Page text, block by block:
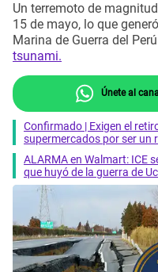
Un terremoto de
15 de mayo, lo que
Marina de Guerra del
tsunami.
Únete al
Confirmado | Exigen el
supermercados por ser un
ALARMA en Walmart: ICE
que huyó de la guerra de